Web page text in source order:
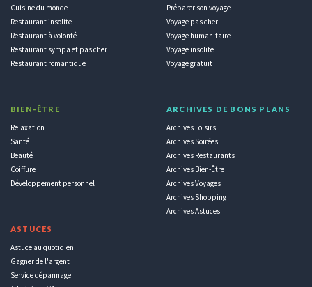
Cuisine du monde
Restaurant insolite
Restaurant à volonté
Restaurant sympa et pas cher
Restaurant romantique
BIEN-ÊTRE
Relaxation
Santé
Beauté
Coiffure
Développement personnel
ASTUCES
Astuce au quotidien
Gagner de l'argent
Service dépannage
Préparer son voyage
Voyage pas cher
Voyage humanitaire
Voyage insolite
Voyage gratuit
ARCHIVES DE BONS PLANS
Archives Loisirs
Archives Soirées
Archives Restaurants
Archives Bien-Être
Archives Voyages
Archives Shopping
Archives Astuces